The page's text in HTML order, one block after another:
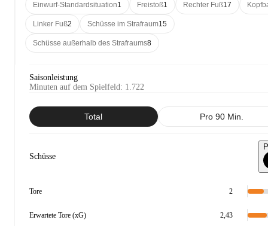
Einwurf-Standardsituation1 Freistoß1 Rechter Fuß17
Linker Fuß2 Schüsse im Strafraum15
Schüsse außerhalb des Strafraums8
Saisonleistung
Minuten auf dem Spielfeld: 1.722
Total Pro 90 Min.
Schüsse
Tore 2
Erwartete Tore (xG) 2,43